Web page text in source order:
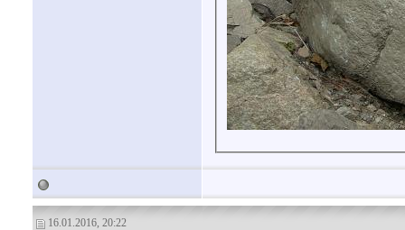
16.01.2016, 20:22